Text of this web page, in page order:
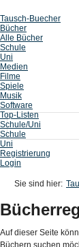
Tausch-Buecher
Bücher
Alle Bücher
Schule
Uni
Medien
Filme
Spiele
Musik
Software
Top-Listen
Schule/Uni
Schule
Uni
Registrierung
Login
Sie sind hier:
Auf dieser Seite
Büchern suchen